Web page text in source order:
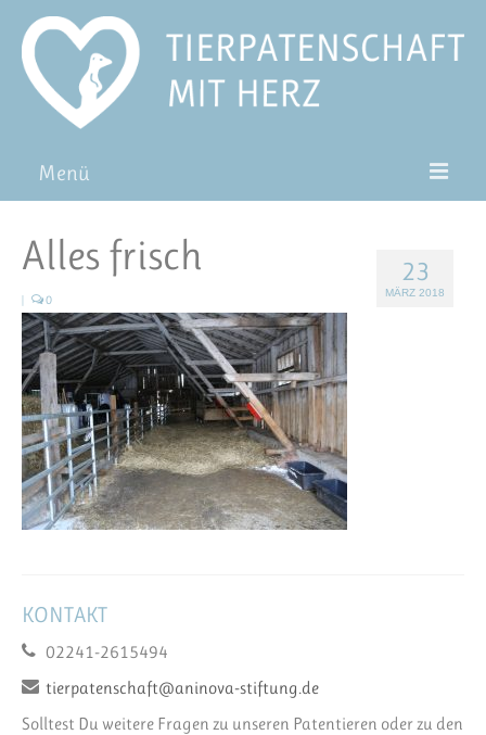
Menü
Pat*in werden
Patenschaft verschenken
Blog
FAQ
23
MÄRZ 2018
Alles frisch
| 0
KONTAKT
02241-2615494
tierpatenschaft@aninova-stiftung.de
Solltest Du weitere Fragen zu unseren Patentieren oder zu den